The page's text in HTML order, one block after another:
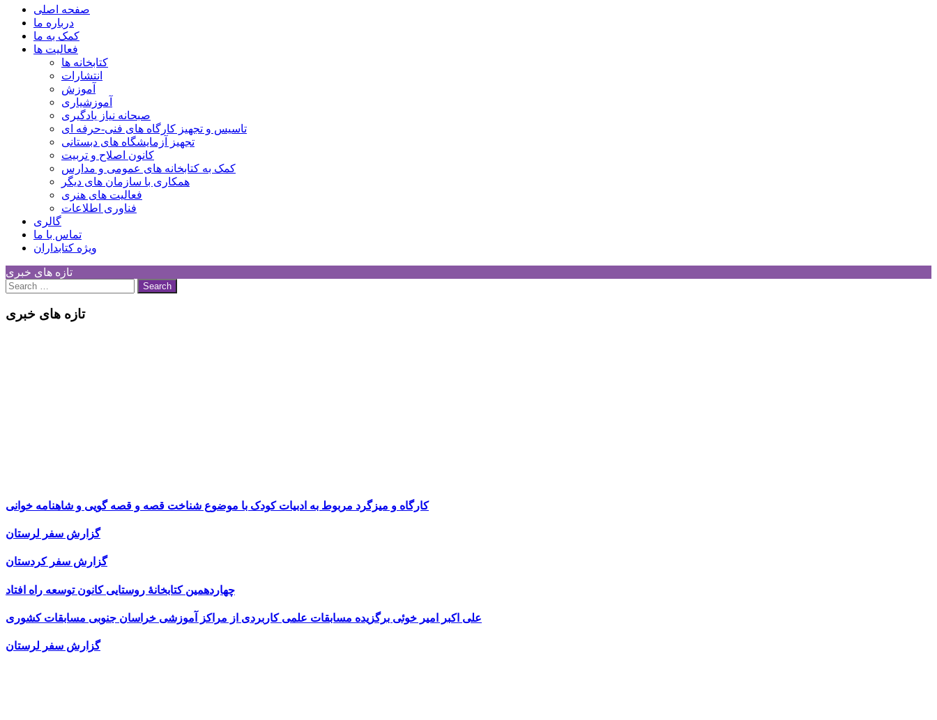
Children Cultural Development Center
صفحه اصلی
درباره ما
کمک به ما
فعالیت ها
کتابخانه ها
انتشارات
آموزش
آموزشیاری
صبحانه نیاز یادگیری
تاسیس و تجهیز کارگاه های فنی-حرفه ای
تجهیز آزمایشگاه های دبستانی
کانون اصلاح و تربیت
کمک به کتابخانه های عمومی و مدارس
همکاری با سازمان های دیگر
فعالیت های هنری
فناوری اطلاعات
گالری
تماس با ما
ویژه کتابداران
تازه های خبری
Search
for:
تازه های خبری
کارگاه و میزگرد مربوط به ادبیات کودک با موضوع شناخت قصه و قصه گویی و شاهنامه خوانی
گزارش سفر لرستان
گزارش سفر کردستان
چهاردهمین کتابخانۀ روستایی کانون توسعه راه افتاد
علی اکبر امیر خوئی برگزیده مسابقات علمی کاربردی از مراکز آموزشی خراسان جنوبی مسابقات کشوری
گزارش سفر لرستان